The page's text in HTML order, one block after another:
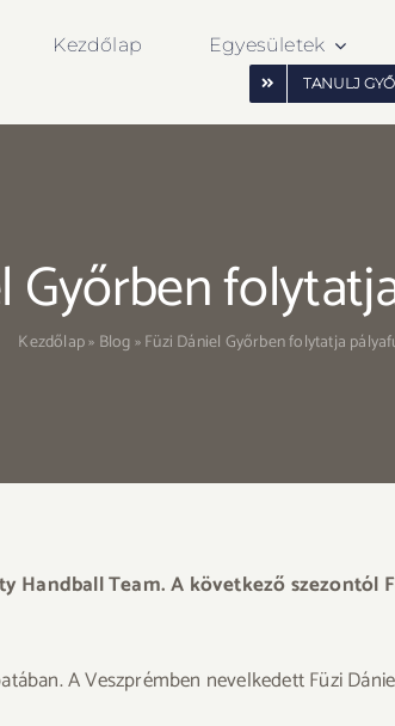
Kezdőlap Egyesületek
TANULJ
Győrben
Kezdőlap» Blog»Füzi Dániel Győrben folytatja
Handball Team. A következő szezontól
A Veszprémben nevelkedett Füzi